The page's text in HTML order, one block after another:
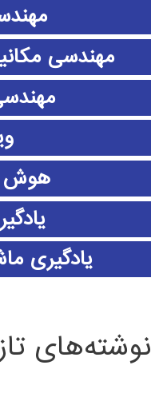
مهندسی
هوش
یادگیری
نوشته‌های